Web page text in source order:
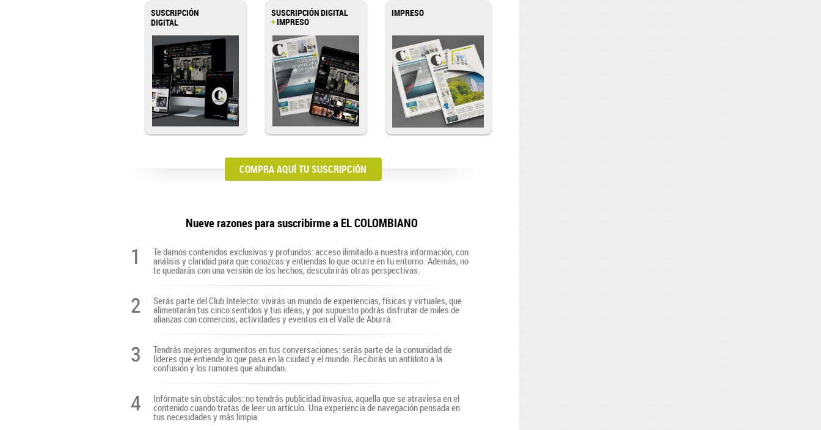
SUSCRIPCIÓN
DIGITAL
SUSCRIPCIÓN DIGITAL
+IMPRESO
IMPRESO
COMPRA AQUÍ TU SUSCRIPCIÓN
Nueve razones para suscribirme a EL COLOMBIANO
1 Te damos contenidos exclusivos y profundos: acceso ilimitado a nuestra información, con
análisis y claridad para que conozcas y entiendas lo que ocurre en tu entorno. Además, no
te quedarás con una versión de los hechos, descubrirás otras perspectivas.
2 Serás parte del Club Intelecto: vivirás un mundo de experiencias, físicas y virtuales, que
alimentarán tus cinco sentidos y tus ideas, y por supuesto podrás disfrutar de miles de
alianzas con comercios, actividades y eventos en el Valle de Aburrá.
3 Tendrás mejores argumentos en tus conversaciones: serás parte de la comunidad de
líderes que entiende lo que pasa en la ciudad y el mundo. Recibirás un antídoto a la
confusión y los rumores que abundan.
4 Infórmate sin obstáculos: no tendrás publicidad invasiva, aquella que se atraviesa en el
contenido cuando tratas de leer un artículo. Una experiencia de navegación pensada en
tus necesidades y más limpia.